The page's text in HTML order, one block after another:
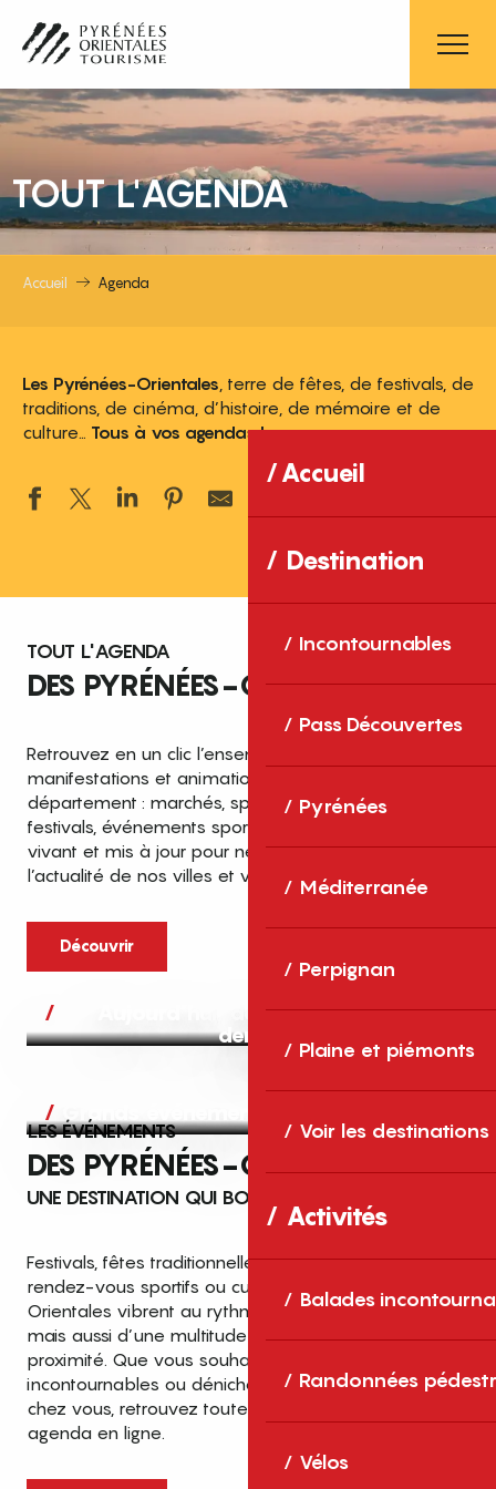
contenu
principal
Accueil
Destination
Incontournables
Pass Découvertes
Pyrénées
Méditerranée
Perpignan
Plaine et piémonts
Voir les destinations
Activités
Balades
Randonnées
Vélos
TOUT L'AGENDA
Accueil Agenda
Les Pyrénées-Orientales , terre de fêtes, de festivals, de
traditions, de cinéma, d’histoire, de mémoire et de
culture… Tous à vos agendas !
TOUT L'AGENDA
DES PYRÉNÉES-ORIENTALES
Retrouvez en un clic l’ensemble des fêtes,
manifestations et animations recensées dans le
département : marchés, spectacles, expositions,
festivals, événements sportifs et culturels… un agenda
vivant et mis à jour pour ne rien manquer de
l’actualité de nos villes et villages.
Découvrir
Aujourd’hui, demain et après-
demain
Grands événements
LES ÉVÉNEMENTS
DES PYRÉNÉES-ORIENTALES
UNE DESTINATION QUI BOUGE TOUTE L’ANNÉE
Festivals, fêtes traditionnelles, concerts, expositions,
rendez-vous sportifs ou culturels… les Pyrénées-
Orientales vibrent au rythme de grands temps forts
mais aussi d’une multitude d’événements de
proximité. Que vous souhaitiez vivre les
incontournables ou dénicher des sorties près de
chez vous, retrouvez toutes les infos dans notre
agenda en ligne.
Top des événements et sorties
en famille
cet été dans les Pyrénées-Orientales
Entre mer Méditerranée, villages de